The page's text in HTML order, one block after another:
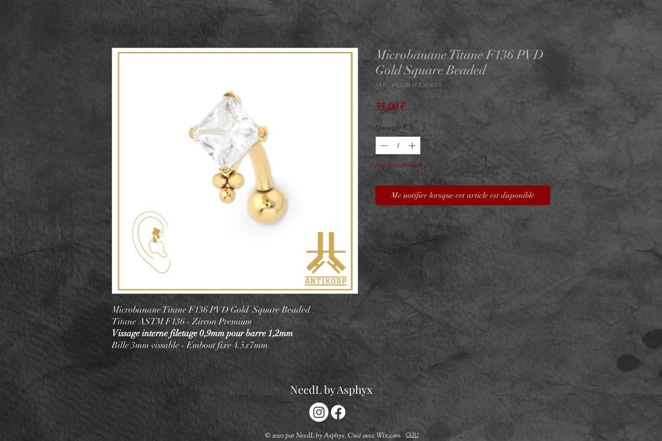
Microbanane Titane F136 PVD Gold Square Beaded
Titane ASTM F136 - Zircon Premium
Vissage interne filetage 0,9mm pour barre 1,2mm
Bille 3mm vissable - Embout fixe 4.5x7mm
Microbanane Titane F136 PVD
Gold Square Beaded
SKU : BGTIBACLSQBE8
35,00 €Prix
Quantité *
Rupture de stock
Me notifier lorsque cet article est disponible
NeedL by Asphyx
© 2022 par NeedL by Asphyx. Créé avec Wix.com CGU